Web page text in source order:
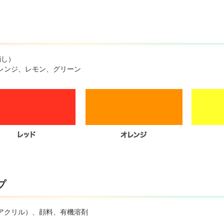
）
ンジ、レモン、グリーン
クリル）、顔料、有機溶剤